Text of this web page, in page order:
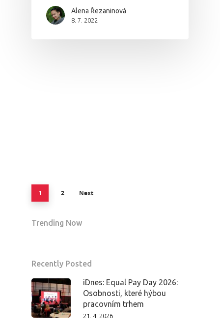
Alena Řezaninová
8. 7. 2022
1 2 Next
Trending Now
Recently Posted
iDnes: Equal Pay Day 2026:
Osobnosti, které hýbou
pracovním trhem
21. 4. 2026